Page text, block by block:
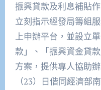
振興貸款及利息補貼
立刻指示經發局籌組
上申辦平台，並設立
款」、「振興資金貸
方案，提供專人協助
（23）日偕同經濟部